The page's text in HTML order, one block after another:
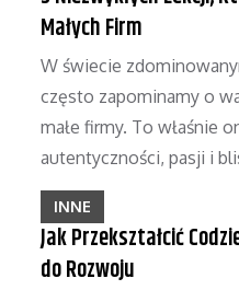
Małych Firm
W świecie
często zapominamy o
małe firmy. To właśnie
autentyczności, pasji i
INNE
Jak Przekształcić
do Rozwoju